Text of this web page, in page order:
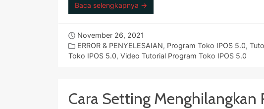
Baca selengkapnya →
November 26, 2021
ERROR & PENYELESAIAN, Program Toko IPOS 5.0,
Toko IPOS 5.0, Video Tutorial Program Toko IPOS 5.0
Cara Setting